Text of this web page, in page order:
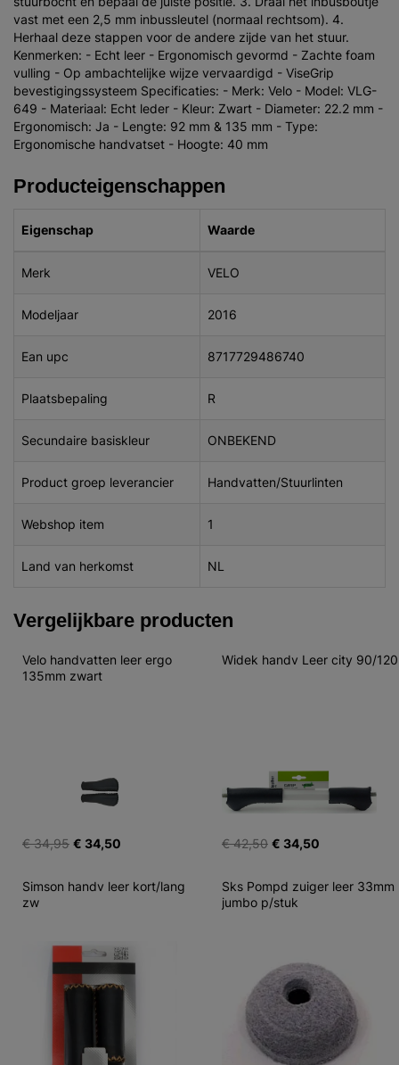
vast met een 2,5 mm inbussleutel (normaal rechtsom). 4.
Herhaal deze stappen voor de andere zijde van het stuur.
Kenmerken: - Echt leer - Ergonomisch gevormd - Zachte foam
vulling - Op ambachtelijke wijze vervaardigd - ViseGrip
bevestigingssysteem Specificaties: - Merk: Velo - Model: VLG-
649 - Materiaal: Echt leder - Kleur: Zwart - Diameter: 22.2 mm -
Ergonomisch: Ja - Lengte: 92 mm & 135 mm - Type:
Ergonomische handvatset - Hoogte: 40 mm
Producteigenschappen
Eigenschap Waarde
Merk VELO
Modeljaar 2016
Ean upc 8717729486740
Plaatsbepaling R
Secundaire basiskleur ONBEKEND
Product groep leverancier Handvatten/Stuurlinten
Webshop item 1
Land van herkomst NL
Vergelijkbare producten
Velo handvatten leer ergo
135mm zwart
€ 34,95 € 34,50
Widek handv Leer city 90/120
€ 42,50 € 34,50
Simson handv leer kort/lang
zw
Sks Pompd zuiger leer 33mm
jumbo p/stuk